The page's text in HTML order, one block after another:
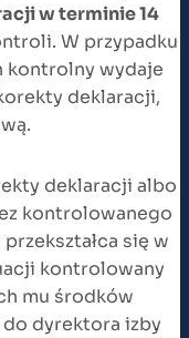
w terminie 14
W przypadku
kontrolny wydaje
deklaracji,
deklaracji albo
kontrolowanego
się w
kontrolowany
mu środków
do dyrektora izby